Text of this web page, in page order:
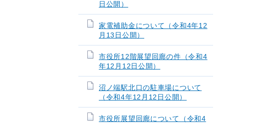
日公開）
家電補助金について（令和4年12
月13日公開）
市役所12階展望回廊の件（令和4
年12月12日公開）
沼ノ端駅北口の駐車場について
（令和4年12月12日公開）
市役所展望回廊について（令和4